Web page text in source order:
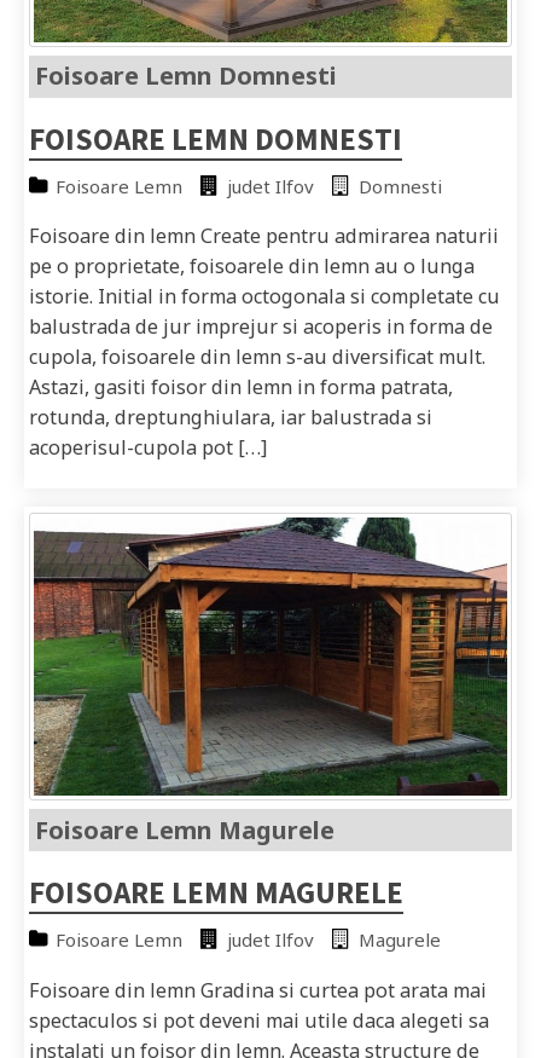
Foisoare Lemn Domnesti
FOISOARE LEMN DOMNESTI
Foisoare Lemn judet Ilfov Domnesti
Foisoare din lemn Create pentru admirarea naturii
pe o proprietate, foisoarele din lemn au o lunga
istorie. Initial in forma octogonala si completate cu
balustrada de jur imprejur si acoperis in forma de
cupola, foisoarele din lemn s-au diversificat mult.
Astazi, gasiti foisor din lemn in forma patrata,
rotunda, dreptunghiulara, iar balustrada si
acoperisul-cupola pot […]
Foisoare Lemn Magurele
FOISOARE LEMN MAGURELE
Foisoare Lemn judet Ilfov Magurele
Foisoare din lemn Gradina si curtea pot arata mai
spectaculos si pot deveni mai utile daca alegeti sa
instalati un foisor din lemn. Aceasta structure de